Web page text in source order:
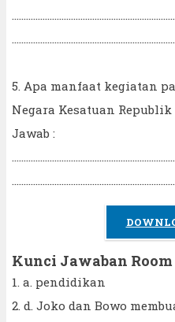
……………………………………………………………
5. Apa manfaat kegiatan
Negara Kesatuan
Jawab :
……………………………………………………………
Kunci Jawaban Room
1. a. pendidikan
2. d. Joko dan Bowo